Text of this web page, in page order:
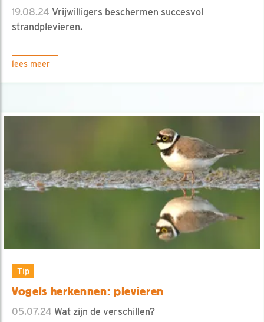
19.08.24 Vrijwilligers beschermen succesvol
strandplevieren.
lees meer
Tip
Vogels herkennen: plevieren
05.07.24 Wat zijn de verschillen?